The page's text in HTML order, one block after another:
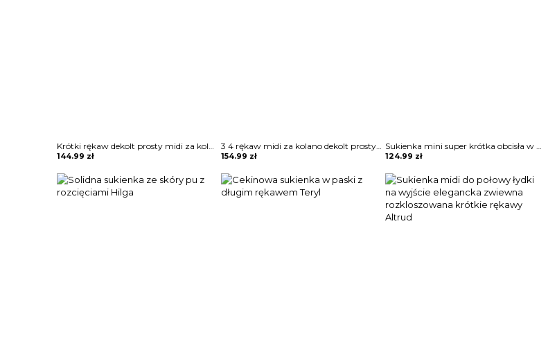
Krótki rękaw dekolt prosty midi za kolano plisy luźna z koła elegancka wieczorowa impreza sukienka Armida
144.99 zł
3 4 rękaw midi za kolano dekolt prosty wzór kwiaty koronka wesele impreza sylwester sukienka Miens
154.99 zł
Sukienka mini super krótka obcisła w pasie dekolt V krótki rękaw wygodna młodzieżowa Joelynn
124.99 zł